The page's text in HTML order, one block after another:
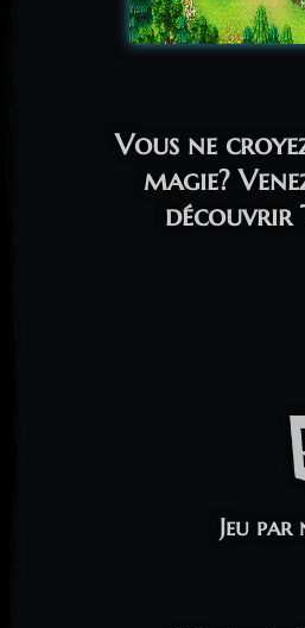
Vous ne
magie?
découvrir
Jeu